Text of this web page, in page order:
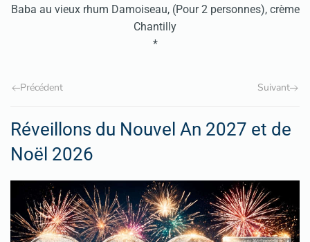
Baba au vieux rhum Damoiseau, (Pour 2 personnes), crème
Chantilly
*
Précédent Suivant
Réveillons du Nouvel An 2027 et de
Noël 2026